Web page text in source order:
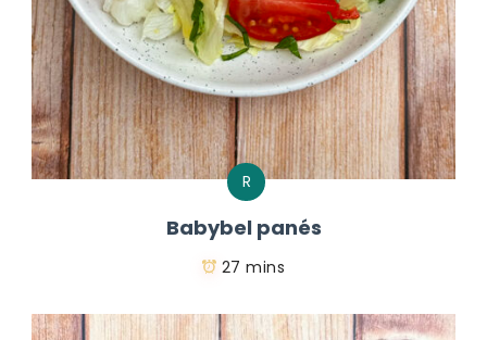
R
Babybel panés
27 mins